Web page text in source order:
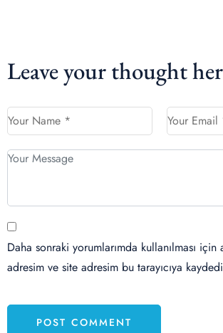
Leave your thought
Daha sonraki yorumlarımda kullanılması için
adresim ve site adresim bu tarayıcıya